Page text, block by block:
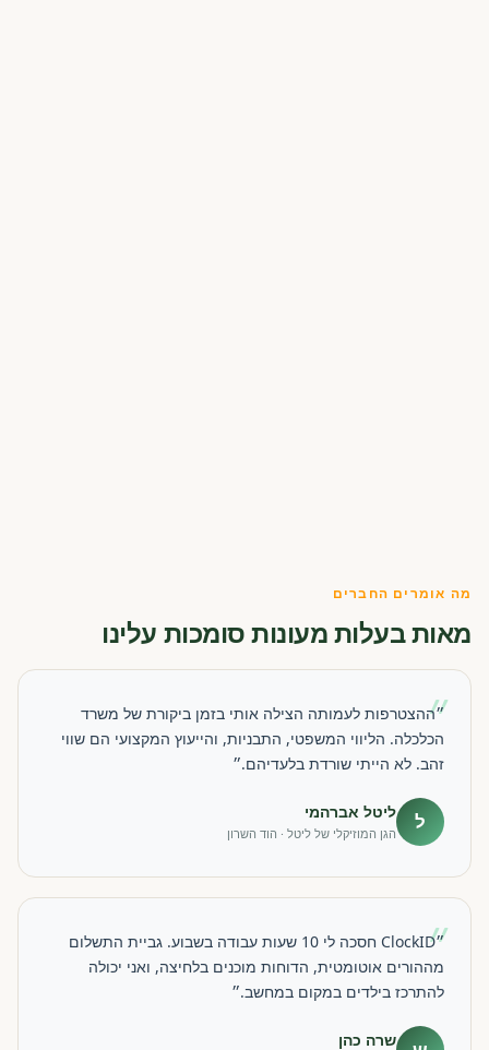
מה אומרים החברים
מאות בעלות מעונות סומכות עלינו
״
״ההצטרפות לעמותה הצילה אותי בזמן ביקורת של משרד
הכלכלה. הליווי המשפטי, התבניות, והייעוץ המקצועי הם שווי
זהב. לא הייתי שורדת בלעדיהם.״
ל ליטל אברהמי
הגן המוזיקלי של ליטל · הוד השרון
״
״ClockID חסכה לי 10 שעות עבודה בשבוע. גביית התשלום
מההורים אוטומטית, הדוחות מוכנים בלחיצה, ואני יכולה
להתרכז בילדים במקום במחשב.״
שרה כהן